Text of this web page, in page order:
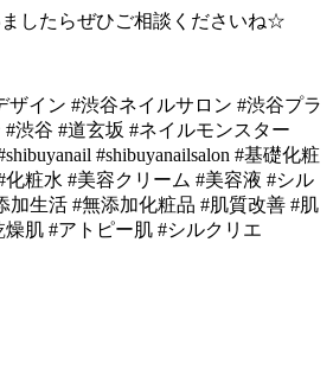
したらぜひご相談くださいね☆
ザイン #渋谷ネイルサロン #渋谷プラ
渋谷 #道玄坂 #ネイルモンスター
#shibuyanailsalon #基礎化粧
粧水 #美容クリーム #美容液 #シル
加生活 #無添加化粧品 #肌質改善 #肌
肌 #アトピー肌 #シルクリエ